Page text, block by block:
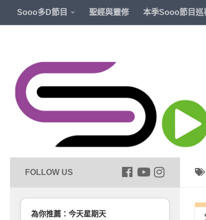
Sooo多D節目 聖經與靈修 本季Sooo節目巡
為你推薦：今天星期天